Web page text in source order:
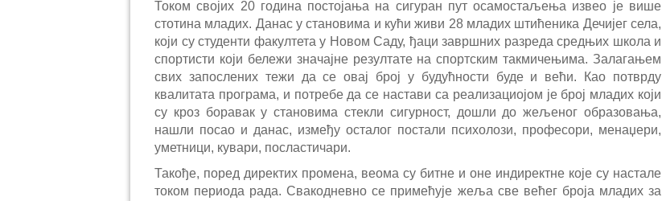
Током својих 20 година постојања на сигуран пут осамостаљења извео је више
стотина младих. Данас у становима и кући живи 28 младих штићеника Дечијег села,
који су студенти факултета у Новом Саду, ђаци завршних разреда средњих школа и
спортисти који бележи значајне резултате на спортским такмичењима. Залагањем
свих запослених тежи да се овај број у будућности буде и већи. Као потврду
квалитата програма, и потребе да се настави са реализациојом је број младих који
су кроз боравак у становима стекли сигурност, дошли до жељеног образовања,
нашли посао и данас, између осталог постали психолози, професори, менаџери,
уметници, кувари, посластичари.
Такође, поред директих промена, веома су битне и оне индиректне које су настале
током периода рада. Свакодневно се примећује жеља све већег броја младих за